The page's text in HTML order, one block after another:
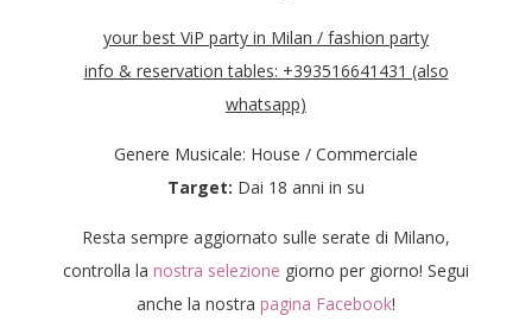
your best ViP party in Milan / fashion party
info & reservation tables: +393516641431 (also
whatsapp)
Genere Musicale: House / Commerciale
Target: Dai 18 anni in su
Resta sempre aggiornato sulle serate di Milano,
controlla la nostra selezione giorno per giorno! Segui
anche la nostra pagina Facebook!